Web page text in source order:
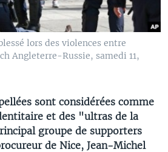
lors des violences entre
Angleterre-Russie, samedi 11,
sont considérées comme
et des "ultras de la
groupe de supporters
de Nice, Jean-Michel